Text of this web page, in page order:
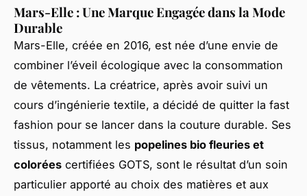
Mars-Elle : Une Marque Engagée dans la Mode
Durable
Mars-Elle, créée en 2016, est née d’une envie de
combiner l’éveil écologique avec la consommation
de vêtements. La créatrice, après avoir suivi un
cours d’ingénierie textile, a décidé de quitter la fast
fashion pour se lancer dans la couture durable. Ses
tissus, notamment les popelines bio fleuries et
colorées certifiées GOTS, sont le résultat d’un soin
particulier apporté au choix des matières et aux